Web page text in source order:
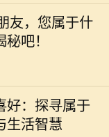
友，您属于什
吧！
和生肖密切相关。
仅是新历史的起
命的诞生之年。
好：探寻属于
生活智慧
是一种受人喜爱
依赖变化与流动的
般，能够包容万
水命的人在选择